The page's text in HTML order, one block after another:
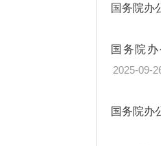
国务院办
国务院
2025-09-
国务院办